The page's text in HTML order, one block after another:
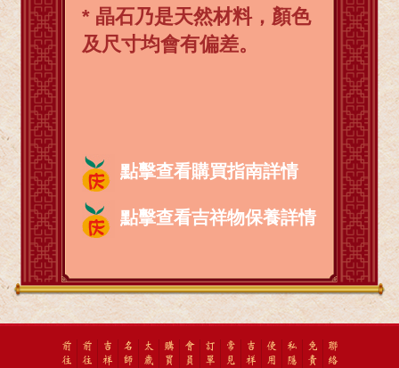
* 晶石乃是天然材料，顏色
及尺寸均會有偏差。
點擊查看購買指南詳情
點擊查看吉祥物保養詳情
前
往
前
往
吉
祥
名
師
太
歲
購
買
會
員
訂
單
常
見
吉
祥
使
用
私
隱
免
責
聯
絡